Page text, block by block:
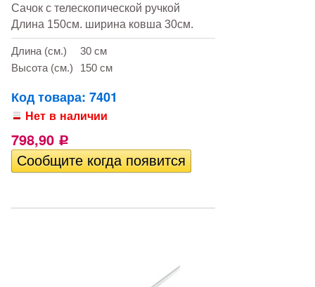
Сачок с телескопической ручкой
Длина 150см. ширина ковша 30см.
Длина (см.)
30 см
Высота (см.)
150 см
Код товара: 7401
Нет в наличии
798,90 Р